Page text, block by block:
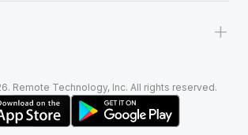
+
Remote Technology, Inc. All rights reserved.